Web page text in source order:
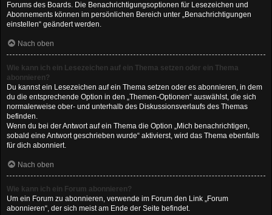
Forums des Boards. Die Benachrichtigungsoptionen für Lesezeichen und
Abonnements können im persönlichen Bereich unter „Benachrichtigungen
einstellen“ geändert werden.
Nach oben
Wie kann ich ein Lesezeichen auf ein Thema setzen oder ein Thema
abonnieren?
Du kannst ein Lesezeichen auf ein Thema setzen oder es abonnieren, in dem
du die entsprechende Option in den „Themen-Optionen“ auswählst, die sich
normalerweise ober- und unterhalb des Diskussionsverlaufs des Themas
befinden.
Wenn du bei der Antwort auf ein Thema die Option „Mich benachrichtigen,
sobald eine Antwort geschrieben wurde“ aktivierst, wird das Thema ebenfalls
für dich abonniert.
Nach oben
Wie kann ich ein Forum abonnieren?
Um ein Forum zu abonnieren, verwende im Forum den Link „Forum
abonnieren“, der sich meist am Ende der Seite befindet.